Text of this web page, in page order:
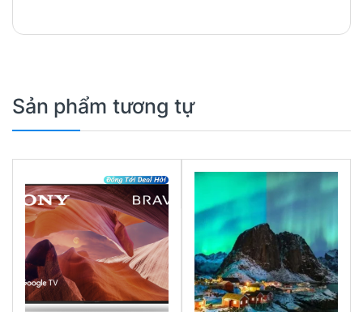
Sản phẩm tương tự